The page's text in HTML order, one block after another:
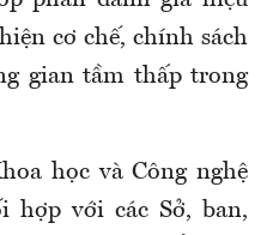
cơ chế, chính sách
gian tầm thấp trong
học và Công nghệ
với các Sở, ban,